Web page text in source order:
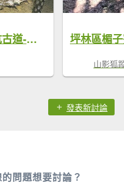
20260623中坑古道-仿山坑古道-火燒寮古道徹退
山影狐
發表新討論
問題想要討論？